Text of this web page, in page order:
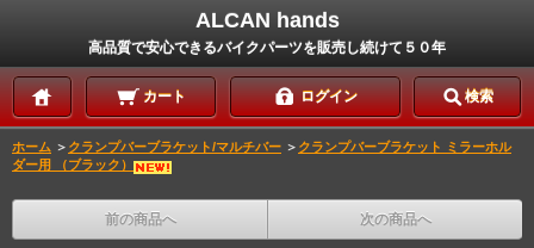
ALCAN hands
高品質で安心できるバイクパーツを販売し続けて５０年
カート ログイン 検索
ホーム ＞ クランプバーブラケット/マルチバー ＞ クランプバーブラケット ミラーホル
ダー用 （ブラック）
前の商品へ 次の商品へ